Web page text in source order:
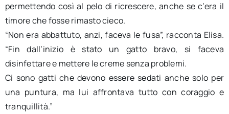
permettendo così al pelo di ricrescere, anche se c’era il
timore che fosse rimasto cieco.
“Non era abbattuto, anzi, faceva le fusa”, racconta Elisa.
“Fin dall’inizio è stato un gatto bravo, si faceva
disinfettare e mettere le creme senza problemi.
Ci sono gatti che devono essere sedati anche solo per
una puntura, ma lui affrontava tutto con coraggio e
tranquillità.”